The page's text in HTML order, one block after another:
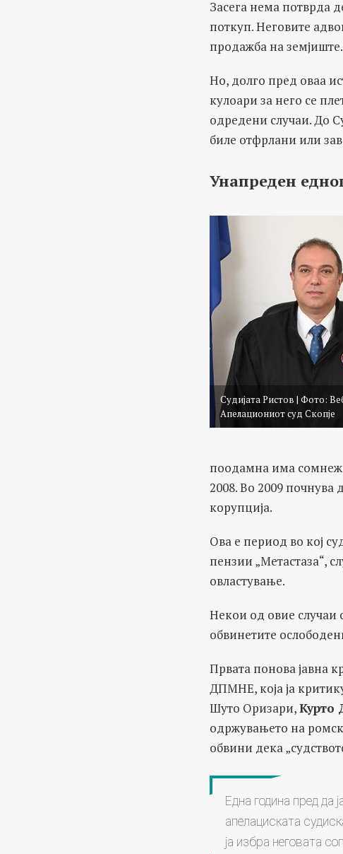
Засега нема потврда
поткуп. Неговите
продажба на земјиште.
Но, долго пред оваа
кулоари за него се
одредени случаи. До
биле отфрлани или
Унапреден
Судијата Ристов | Фото:
Апелациониот суд Скопје
поодамна има
2008. Во 2009
корупција.
Ова е период во кој
пензии „Метастаза“,
овластување.
Некои од овие случаи
обвинетите
Првата понова јавна
ДПМНЕ, која ја
Шуто Оризари,Курто
одржувањето на
обвини дека
Една година пред да
апелациската
ја избра неговата